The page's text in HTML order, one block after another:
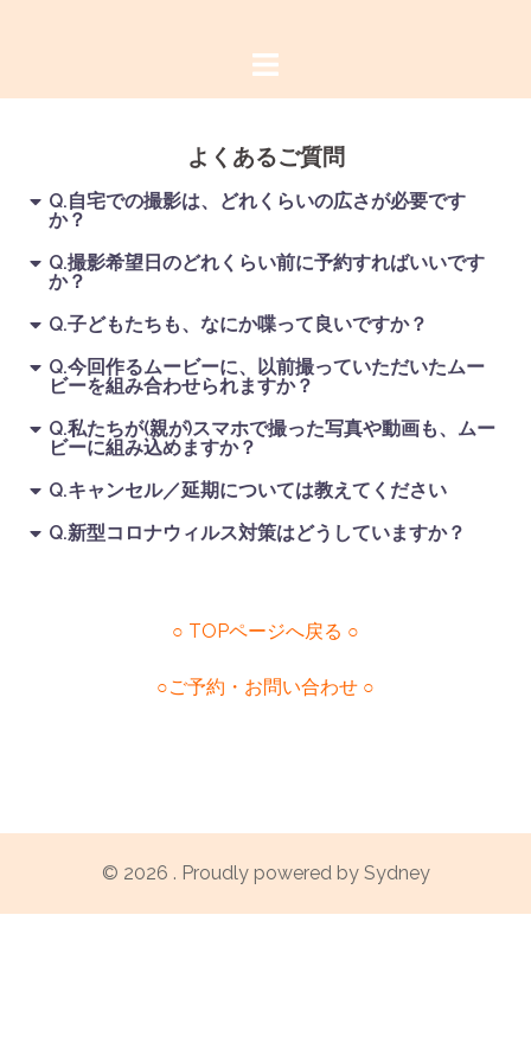
よくあるご質問
Q.自宅での撮影は、どれくらいの広さが必要です
か？
Q.撮影希望日のどれくらい前に予約すればいいです
か？
Q.子どもたちも、なにか喋って良いですか？
Q.今回作るムービーに、以前撮っていただいたムー
ビーを組み合わせられますか？
Q.私たちが(親が)スマホで撮った写真や動画も、ムー
ビーに組み込めますか？
Q.キャンセル／延期については教えてください
Q.新型コロナウィルス対策はどうしていますか？
○ TOPページへ戻る ○
○ご予約・お問い合わせ ○
© 2026 . Proudly powered by Sydney